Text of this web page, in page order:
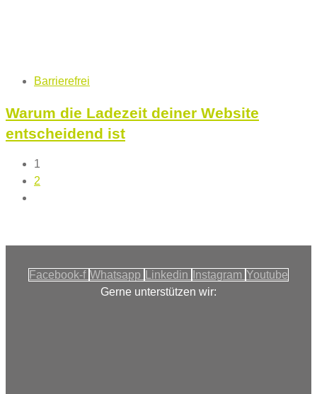
Tags Barrierefrei
Warum die Ladezeit deiner Website
entscheidend ist
1
2
Facebook-f Whatsapp Linkedin Instagram Youtube
Gerne unterstützen wir: